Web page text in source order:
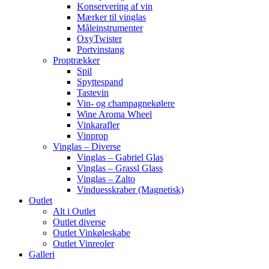
Konservering af vin
Mærker til vinglas
Måleinstrumenter
OxyTwister
Portvinstang
Proptrækker
Spil
Spyttespand
Tastevin
Vin- og champagnekølere
Wine Aroma Wheel
Vinkarafler
Vinprop
Vinglas – Diverse
Vinglas – Gabriel Glas
Vinglas – Grassl Glass
Vinglas – Zalto
Vinduesskraber (Magnetisk)
Outlet
Alt i Outlet
Outlet diverse
Outlet Vinkøleskabe
Outlet Vinreoler
Galleri